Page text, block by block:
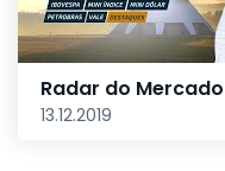
Radar do Mercado
13.12.2019